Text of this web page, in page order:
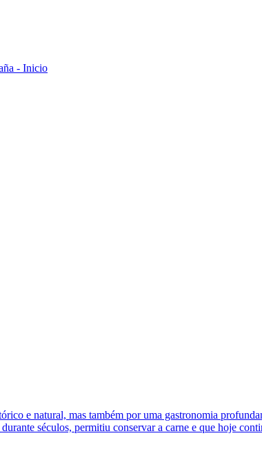
- Inicio
e natural, mas também por uma gastronomia
séculos, permitiu conservar a carne e que hoje